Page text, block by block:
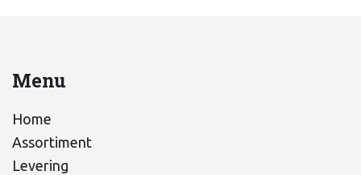
Menu
Home
Assortiment
Levering